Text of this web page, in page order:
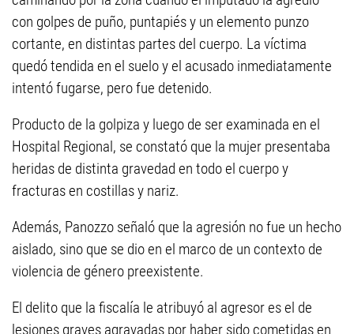
con golpes de puño, puntapiés y un elemento punzo
cortante, en distintas partes del cuerpo. La víctima
quedó tendida en el suelo y el acusado inmediatamente
intentó fugarse, pero fue detenido.
Producto de la golpiza y luego de ser examinada en el
Hospital Regional, se constató que la mujer presentaba
heridas de distinta gravedad en todo el cuerpo y
fracturas en costillas y nariz.
Además, Panozzo señaló que la agresión no fue un hecho
aislado, sino que se dio en el marco de un contexto de
violencia de género preexistente.
El delito que la fiscalía le atribuyó al agresor es el de
lesiones graves agravadas por haber sido cometidas en